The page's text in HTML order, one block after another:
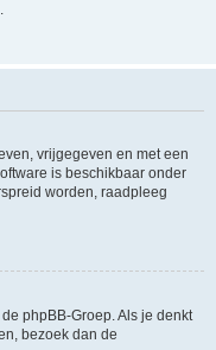
vrijgegeven en met een
is beschikbaar onder
worden, raadpleeg
phpBB-Groep. Als je denkt
bezoek dan de